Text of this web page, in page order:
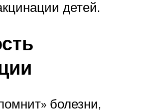
детей.
болезни,